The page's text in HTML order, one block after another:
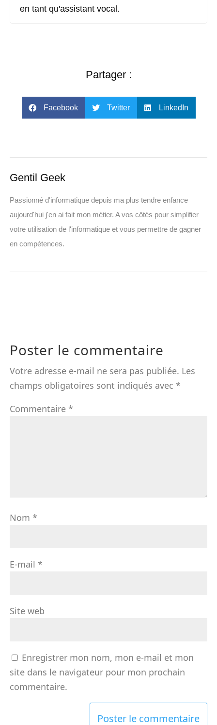
en tant qu'assistant vocal.
Partager :
Facebook Twitter LinkedIn
Gentil Geek
Passionné d'informatique depuis ma plus tendre enfance
aujourd'hui j'en ai fait mon métier. A vos côtés pour simplifier
votre utilisation de l'informatique et vous permettre de gagner
en compétences.
Poster le commentaire
Votre adresse e-mail ne sera pas publiée. Les
champs obligatoires sont indiqués avec *
Commentaire *
Nom *
E-mail *
Site web
Enregistrer mon nom, mon e-mail et mon
site dans le navigateur pour mon prochain
commentaire.